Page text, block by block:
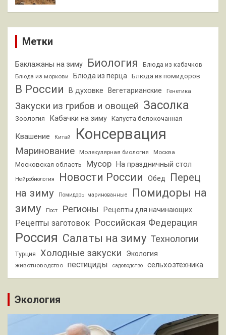
Метки
Баклажаны на зиму Биология Блюда из кабачков
Блюда из моркови Блюда из перца Блюда из помидоров
В России В духовке Вегетарианские Генетика
Закуски из грибов и овощей Засолка
Зоология Кабачки на зиму Капуста белокочанная
Квашение Китай Консервация
Маринование Молекулярная биология Москва
Московская область Мусор На праздничный стол
Нейробиология Новости России Обед
Перец
на зиму
Помидоры маринованные
Помидоры на
зиму
Пост Регионы Рецепты для начинающих
Рецепты заготовок Российская Федерация
Россия Салаты на зиму Технологии
Турция Холодные закуски Экология
животноводство пестициды садоводство сельхозтехника
Экология